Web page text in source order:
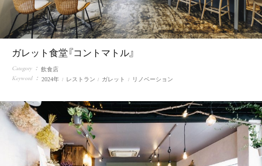
ガレット食堂『コントマトル』
Category 飲食店
Keyword 2024年 レストラン ガレット リノベーション